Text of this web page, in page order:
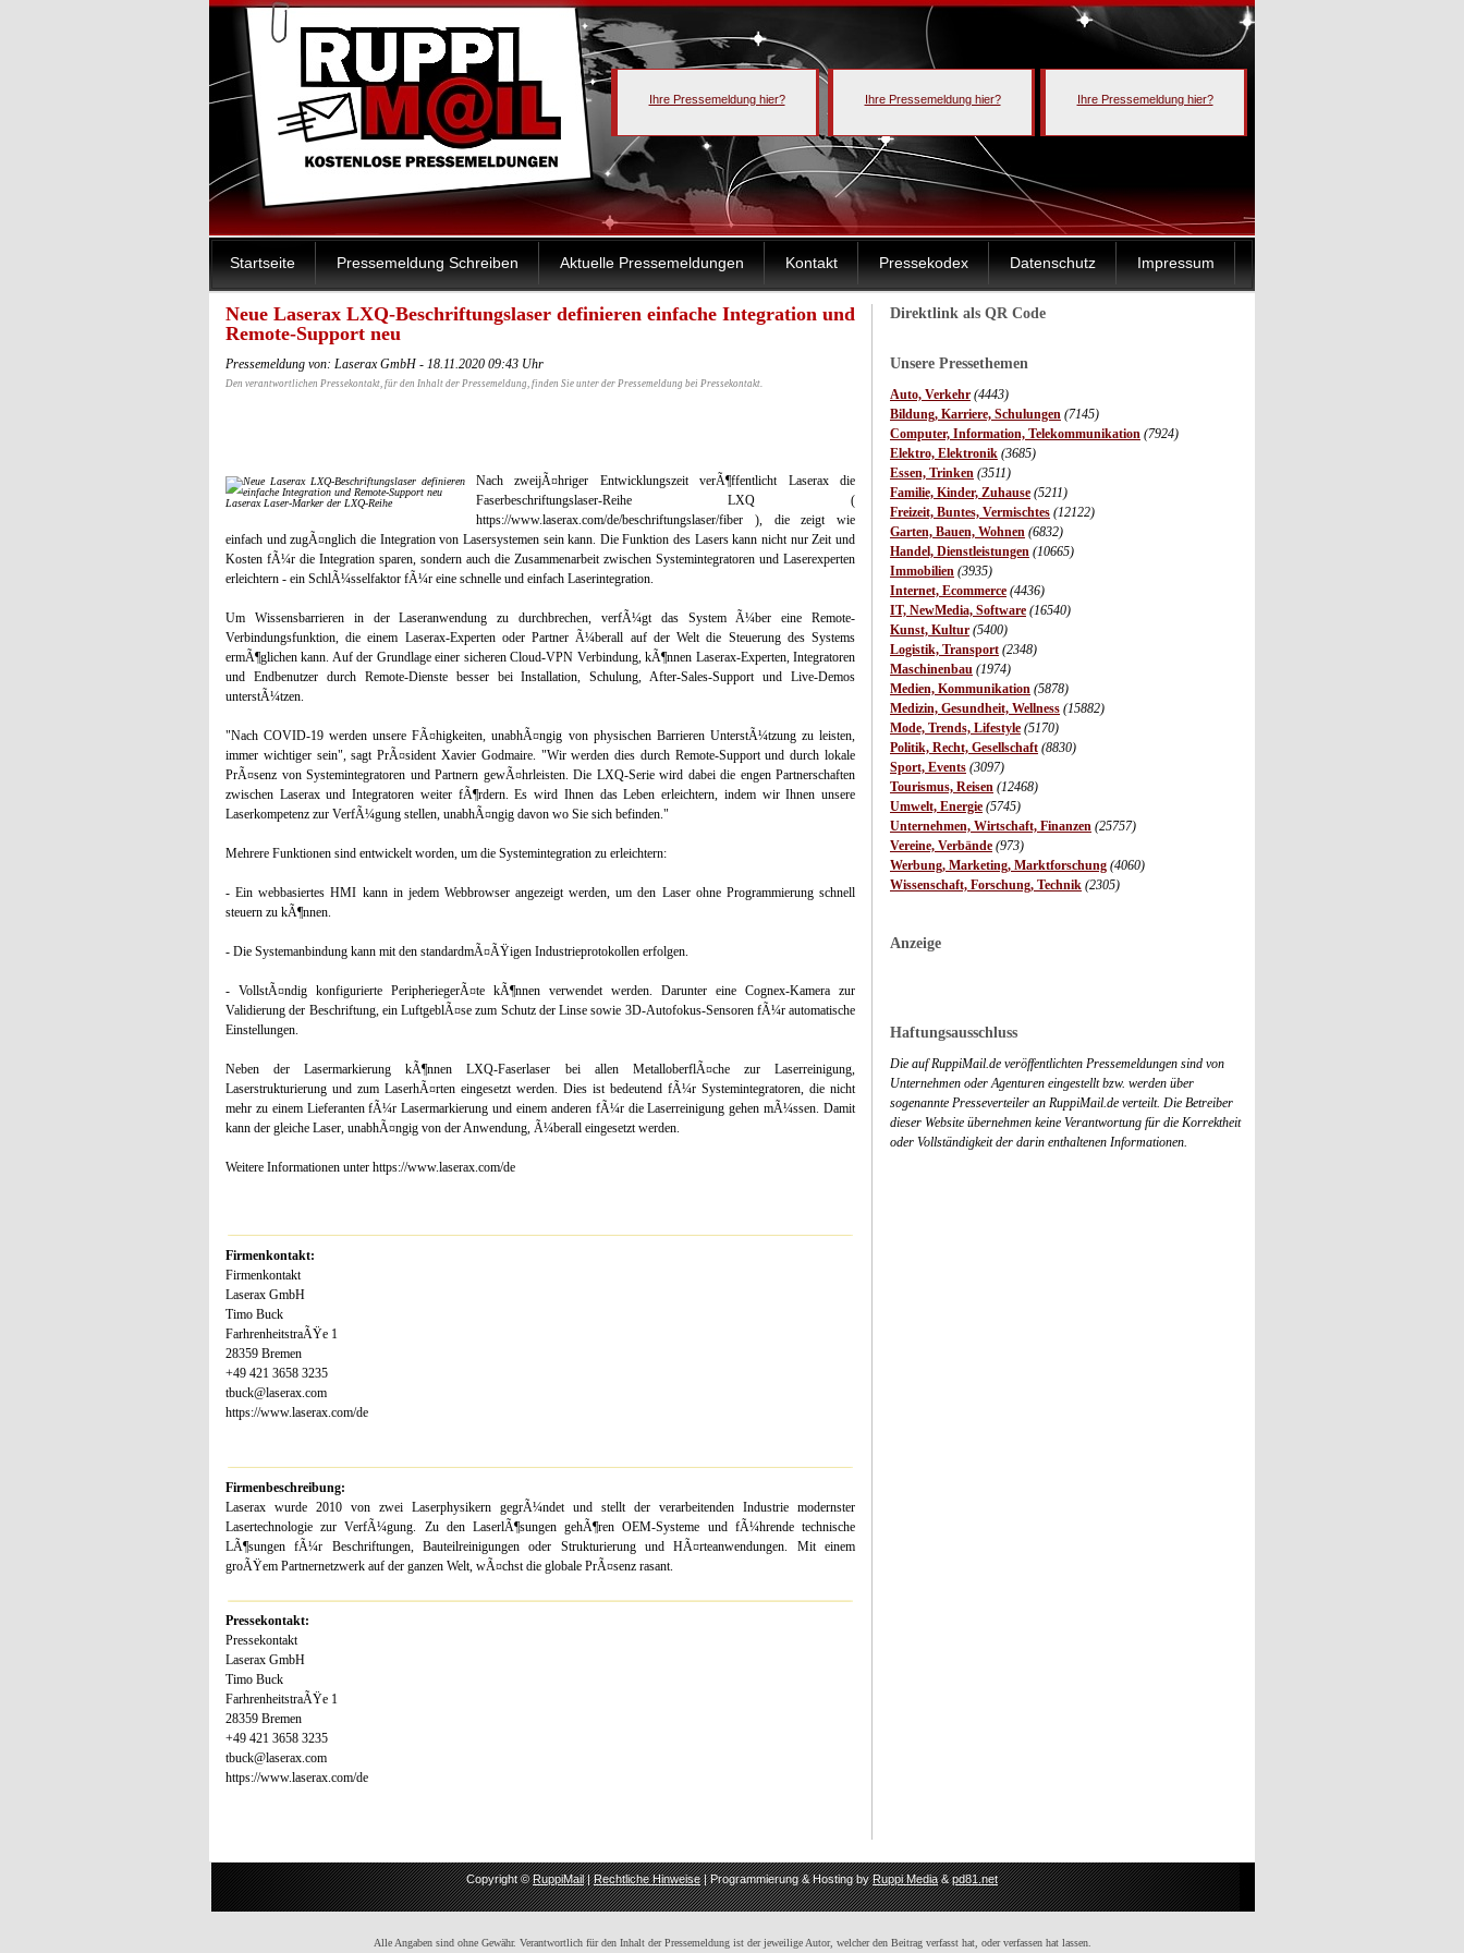
Ihre Pressemeldung hier? Ihre Pressemeldung hier? Ihre Pressemeldung hier?
Startseite Pressemeldung Schreiben Aktuelle Pressemeldungen Kontakt Pressekodex Datenschutz Impressum
Direktlink als QR Code
Unsere Pressethemen
Auto, Verkehr (4443)
Bildung, Karriere, Schulungen (7145)
Computer, Information, Telekommunikation (7924)
Elektro, Elektronik (3685)
Essen, Trinken (3511)
Familie, Kinder, Zuhause (5211)
Freizeit, Buntes, Vermischtes (12122)
Garten, Bauen, Wohnen (6832)
Handel, Dienstleistungen (10665)
Immobilien (3935)
Internet, Ecommerce (4436)
IT, NewMedia, Software (16540)
Kunst, Kultur (5400)
Logistik, Transport (2348)
Maschinenbau (1974)
Medien, Kommunikation (5878)
Medizin, Gesundheit, Wellness (15882)
Mode, Trends, Lifestyle (5170)
Politik, Recht, Gesellschaft (8830)
Sport, Events (3097)
Tourismus, Reisen (12468)
Umwelt, Energie (5745)
Unternehmen, Wirtschaft, Finanzen (25757)
Vereine, Verbände (973)
Werbung, Marketing, Marktforschung (4060)
Wissenschaft, Forschung, Technik (2305)
Anzeige
Haftungsausschluss
Die auf RuppiMail.de veröffentlichten Pressemeldungen sind von
Unternehmen oder Agenturen eingestellt bzw. werden über
sogenannte Presseverteiler an RuppiMail.de verteilt. Die Betreiber
dieser Website übernehmen keine Verantwortung für die Korrektheit
oder Vollständigkeit der darin enthaltenen Informationen.
Neue Laserax LXQ-Beschriftungslaser definieren einfache Integration und
Remote-Support neu
Pressemeldung von: Laserax GmbH - 18.11.2020 09:43 Uhr
Den verantwortlichen Pressekontakt, für den Inhalt der Pressemeldung, finden Sie unter der Pressemeldung bei Pressekontakt.
Laserax Laser-Marker der LXQ-Reihe
Nach zweijÃ¤hriger Entwicklungszeit verÃ¶ffentlicht Laserax die
Faserbeschriftungslaser-Reihe LXQ (
https://www.laserax.com/de/beschriftungslaser/fiber ), die zeigt wie
einfach und zugÃ¤nglich die Integration von Lasersystemen sein kann. Die Funktion des Lasers kann nicht nur Zeit und
Kosten fÃ¼r die Integration sparen, sondern auch die Zusammenarbeit zwischen Systemintegratoren und Laserexperten
erleichtern - ein SchlÃ¼sselfaktor fÃ¼r eine schnelle und einfach Laserintegration.
Um Wissensbarrieren in der Laseranwendung zu durchbrechen, verfÃ¼gt das System Ã¼ber eine Remote-
Verbindungsfunktion, die einem Laserax-Experten oder Partner Ã¼berall auf der Welt die Steuerung des Systems
ermÃ¶glichen kann. Auf der Grundlage einer sicheren Cloud-VPN Verbindung, kÃ¶nnen Laserax-Experten, Integratoren
und Endbenutzer durch Remote-Dienste besser bei Installation, Schulung, After-Sales-Support und Live-Demos
unterstÃ¼tzen.
"Nach COVID-19 werden unsere FÃ¤higkeiten, unabhÃ¤ngig von physischen Barrieren UnterstÃ¼tzung zu leisten,
immer wichtiger sein", sagt PrÃ¤sident Xavier Godmaire. "Wir werden dies durch Remote-Support und durch lokale
PrÃ¤senz von Systemintegratoren und Partnern gewÃ¤hrleisten. Die LXQ-Serie wird dabei die engen Partnerschaften
zwischen Laserax und Integratoren weiter fÃ¶rdern. Es wird Ihnen das Leben erleichtern, indem wir Ihnen unsere
Laserkompetenz zur VerfÃ¼gung stellen, unabhÃ¤ngig davon wo Sie sich befinden."
Mehrere Funktionen sind entwickelt worden, um die Systemintegration zu erleichtern:
- Ein webbasiertes HMI kann in jedem Webbrowser angezeigt werden, um den Laser ohne Programmierung schnell
steuern zu kÃ¶nnen.
- Die Systemanbindung kann mit den standardmÃ¤ÃŸigen Industrieprotokollen erfolgen.
- VollstÃ¤ndig konfigurierte PeripheriegerÃ¤te kÃ¶nnen verwendet werden. Darunter eine Cognex-Kamera zur
Validierung der Beschriftung, ein LuftgeblÃ¤se zum Schutz der Linse sowie 3D-Autofokus-Sensoren fÃ¼r automatische
Einstellungen.
Neben der Lasermarkierung kÃ¶nnen LXQ-Faserlaser bei allen MetalloberflÃ¤che zur Laserreinigung,
Laserstrukturierung und zum LaserhÃ¤rten eingesetzt werden. Dies ist bedeutend fÃ¼r Systemintegratoren, die nicht
mehr zu einem Lieferanten fÃ¼r Lasermarkierung und einem anderen fÃ¼r die Laserreinigung gehen mÃ¼ssen. Damit
kann der gleiche Laser, unabhÃ¤ngig von der Anwendung, Ã¼berall eingesetzt werden.
Weitere Informationen unter https://www.laserax.com/de
Firmenkontakt:
Firmenkontakt
Laserax GmbH
Timo Buck
FarhrenheitstraÃŸe 1
28359 Bremen
+49 421 3658 3235
tbuck@laserax.com
https://www.laserax.com/de
Firmenbeschreibung:
Laserax wurde 2010 von zwei Laserphysikern gegrÃ¼ndet und stellt der verarbeitenden Industrie modernster
Lasertechnologie zur VerfÃ¼gung. Zu den LaserlÃ¶sungen gehÃ¶ren OEM-Systeme und fÃ¼hrende technische
LÃ¶sungen fÃ¼r Beschriftungen, Bauteilreinigungen oder Strukturierung und HÃ¤rteanwendungen. Mit einem
groÃŸem Partnernetzwerk auf der ganzen Welt, wÃ¤chst die globale PrÃ¤senz rasant.
Pressekontakt:
Pressekontakt
Laserax GmbH
Timo Buck
FarhrenheitstraÃŸe 1
28359 Bremen
+49 421 3658 3235
tbuck@laserax.com
https://www.laserax.com/de
Copyright ©RuppiMail|Rechtliche Hinweise| Programmierung & Hosting byRuppi Media&pd81.net
Alle Angaben sind ohne Gewähr. Verantwortlich für den Inhalt der Pressemeldung ist der jeweilige Autor, welcher den Beitrag verfasst hat, oder verfassen hat lassen.